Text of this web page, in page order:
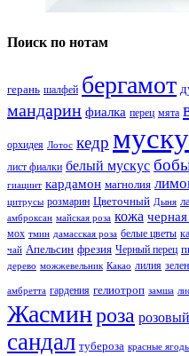
Поиск по нотам
герань шалфей бергамот
мандарин фиалка перец мята
орхидея Лотос кедр
лист фиалки белый мускус
гиацинт кардамон магнолия
цитрусы розмарин Цветочный Дыня
амброксан майская роза кожа
мох тмин дамасская роза белые цветы
чай Апельсин фрезия Черный перец
дерево можжевельник Какао лилия
амбретта гардения гелиотроп замша
Жасминроза
сандал тубероза красные